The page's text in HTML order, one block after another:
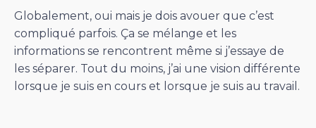
Globalement, oui mais je dois avouer que c’est
compliqué parfois. Ça se mélange et les
informations se rencontrent même si j’essaye de
les séparer. Tout du moins, j’ai une vision différente
lorsque je suis en cours et lorsque je suis au travail.